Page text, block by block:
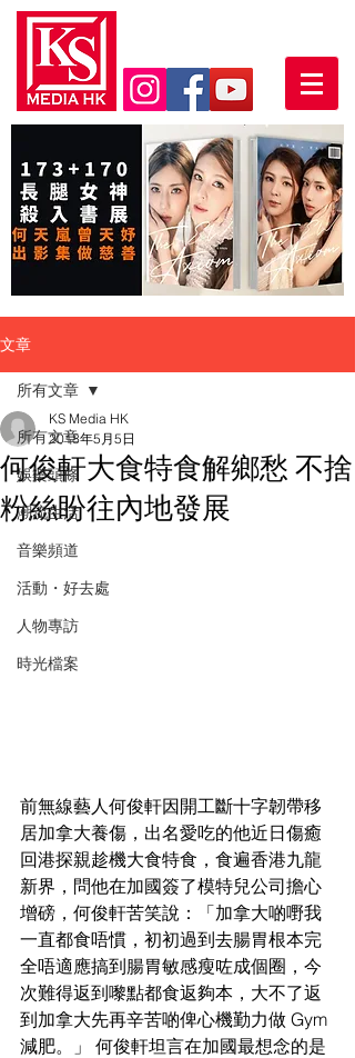
文章
所有文章
娛樂頭條
潮流生活
音樂頻道
活動・好去處
人物專訪
時光檔案
所有文章
何俊軒大食特食解鄉愁 不捨
粉絲盼往內地發展
KS Media HK
2018年5月5日
前無線藝人何俊軒因開工斷十字韌帶移
居加拿大養傷，出名愛吃的他近日傷癒
回港探親趁機大食特食，食遍香港九龍
新界，問他在加國簽了模特兒公司擔心
增磅，何俊軒苦笑說：「加拿大啲嘢我
一直都食唔慣，初初過到去腸胃根本完
全唔適應搞到腸胃敏感瘦咗成個圈，今
次難得返到嚟點都食返夠本，大不了返
到加拿大先再辛苦啲俾心機勤力做 Gym
減肥。」 何俊軒坦言在加國最想念的是